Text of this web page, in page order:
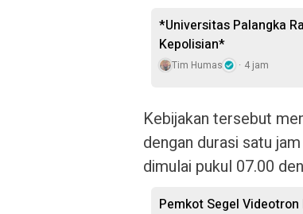
*Universitas Palangka
Kepolisian*
Tim Humas 4 jam
Kebijakan tersebut
dengan durasi satu
dimulai pukul 07.00
Pemkot Segel